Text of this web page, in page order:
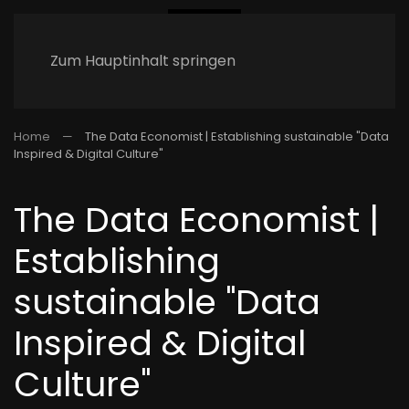
Zum Hauptinhalt springen
Home
The Data Economist | Establishing sustainable "Data
Inspired & Digital Culture"
The Data Economist |
Establishing
sustainable "Data
Inspired & Digital
Culture"